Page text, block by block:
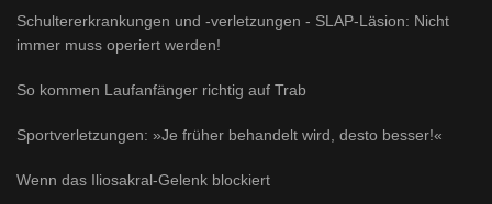
Schultererkrankungen und -verletzungen - SLAP-Läsion: Nicht
immer muss operiert werden!
So kommen Laufanfänger richtig auf Trab
Sportverletzungen: »Je früher behandelt wird, desto besser!«
Wenn das Iliosakral-Gelenk blockiert